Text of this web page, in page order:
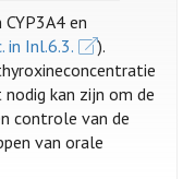
en
in Inl.6.3.
).
kan zijn om de
controle van de
van orale